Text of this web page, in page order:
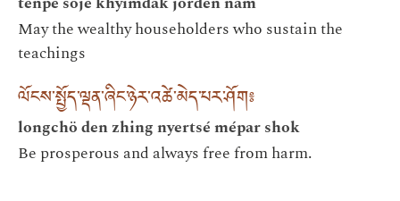
May the wealthy householders who sustain the
teachings
ལོངས་སྤྱོད་ལྡན་ཞིང་ཉེར་འཚེ་མེད་པར་ཤོག༔
longchö den zhing nyertsé mépar shok
Be prosperous and always free from harm.